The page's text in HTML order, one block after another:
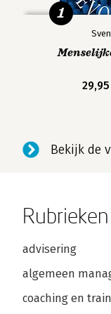
29,95
1
Bekijk de
Rubrieken
advisering
algemeen
coaching en